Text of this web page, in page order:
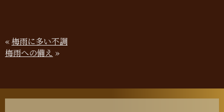
«梅雨に多い不調
梅雨への備え »